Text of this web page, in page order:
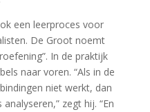
een leerproces voor
De Groot noemt
In de praktijk
naar voren. “Als in de
niet werkt, dan
zegt hij. “En